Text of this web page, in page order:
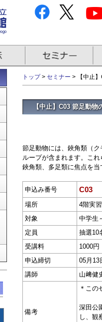
トップ> セミナー > 【中止
【中止】C03 節足動物
節足動物には、鋏角類（
ループが含まれます。こ
鋏角類、多足類に焦点を
申込み番号 C03
場所
4階実
対象
中学生
定員
抽選10
受講料
1000円
申込締切
05月13
講師
山﨑健
備考
＊この
深田公
し、観